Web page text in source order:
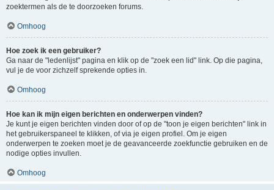
zoektermen als de te doorzoeken forums.
Omhoog
Hoe zoek ik een gebruiker?
Ga naar de "ledenlijst" pagina en klik op de "zoek een lid" link. Op die pagina,
vul je de voor zichzelf sprekende opties in.
Omhoog
Hoe kan ik mijn eigen berichten en onderwerpen vinden?
Je kunt je eigen berichten vinden door of op de "toon je eigen berichten" link in
het gebruikerspaneel te klikken, of via je eigen profiel. Om je eigen
onderwerpen te zoeken moet je de geavanceerde zoekfunctie gebruiken en de
nodige opties invullen.
Omhoog